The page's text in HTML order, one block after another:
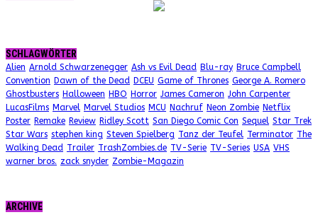
SCHLAGWÖRTER
Alien Arnold Schwarzenegger Ash vs Evil Dead Blu-ray Bruce Campbell
Convention Dawn of the Dead DCEU Game of Thrones George A. Romero
Ghostbusters Halloween HBO Horror James Cameron John Carpenter
LucasFilms Marvel Marvel Studios MCU Nachruf Neon Zombie Netflix
Poster Remake Review Ridley Scott San Diego Comic Con Sequel Star Trek
Star Wars stephen king Steven Spielberg Tanz der Teufel Terminator The
Walking Dead Trailer TrashZombies.de TV-Serie TV-Series USA VHS
warner bros. zack snyder Zombie-Magazin
ARCHIVE